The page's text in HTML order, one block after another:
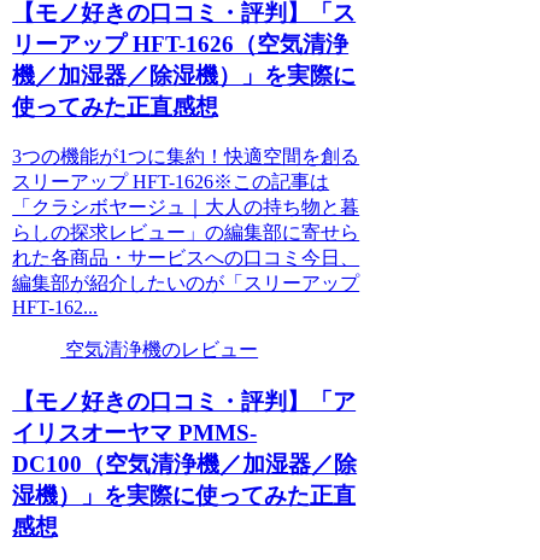
【モノ好きの口コミ・評判】「ス
リーアップ HFT-1626（空気清浄
機／加湿器／除湿機）」を実際に
使ってみた正直感想
3つの機能が1つに集約！快適空間を創る
スリーアップ HFT-1626※この記事は
「クラシボヤージュ｜大人の持ち物と暮
らしの探求レビュー」の編集部に寄せら
れた各商品・サービスへの口コミ今日、
編集部が紹介したいのが「スリーアップ
HFT-162...
空気清浄機のレビュー
【モノ好きの口コミ・評判】「ア
イリスオーヤマ PMMS-
DC100（空気清浄機／加湿器／除
湿機）」を実際に使ってみた正直
感想